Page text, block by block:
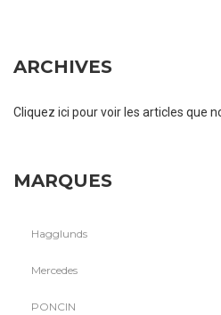
ARCHIVES
Cliquez ici pour voir les articles que
MARQUES
Hagglunds
Mercedes
PONCIN